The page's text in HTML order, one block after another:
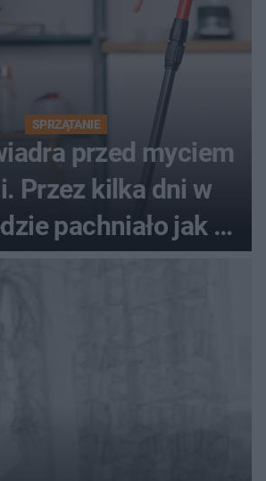
SPRZĄTANIE
przed myciem
Przez kilka dni w
pachniało jak w
hotelu